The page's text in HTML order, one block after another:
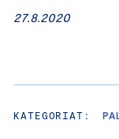
27.8.2020
KATEGORIAT: